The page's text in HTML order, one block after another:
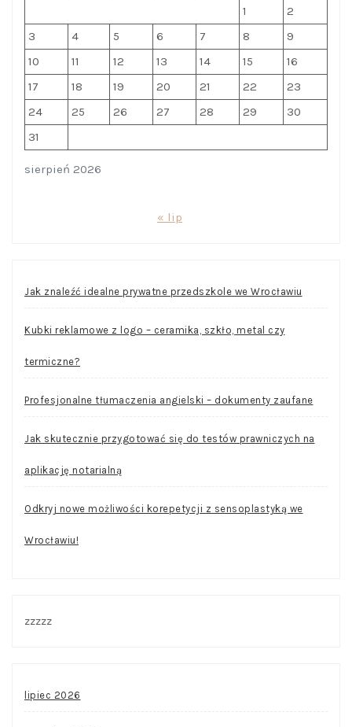
sierpień 2026
1
2
3
4 5 6 7 8
9
10
11 12 13 14 15
16
17
18 19 20 21 22
23
24
25 26 27 28 29
30
31
« lip
Jak znaleźć idealne prywatne przedszkole we Wrocławiu
Kubki reklamowe z logo – ceramika, szkło, metal czy
termiczne?
Profesjonalne tłumaczenia angielski – dokumenty zaufane
Jak skutecznie przygotować się do testów prawniczych na
aplikację notarialną
Odkryj nowe możliwości korepetycji z sensoplastyką we
Wrocławiu!
zzzzz
lipiec 2026